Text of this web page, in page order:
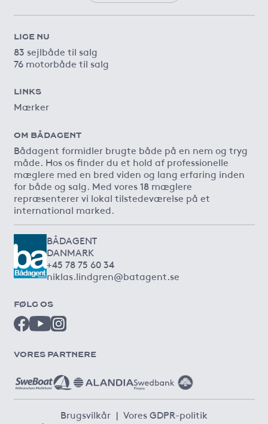
LIGE NU
83 sejlbåde til salg
76 motorbåde til salg
LINKS
Mærker
OM BÅDAGENT
Bådagent formidler brugte både på en nem og tryg
måde. Hos os finder du et hold af professionelle
mæglere med en bred viden og lang erfaring inden
for både og salg. Med vores 18 mæglere
repræsenterer vi lokal tilstedeværelse på et
international marked.
BÅDAGENT
DANMARK
+45 78 75 60 34
niklas.lindgren@batagent.se
FØLG OS
VORES PARTNERE
Brugsvilkår | Vores GDPR-politik